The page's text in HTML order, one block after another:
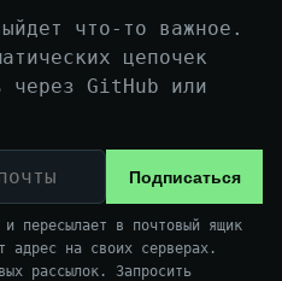
что-то важное.
цепочек
через GitHub или
Подписаться
пересылает в почтовый ящик
адрес на своих серверах.
рассылок. Запросить